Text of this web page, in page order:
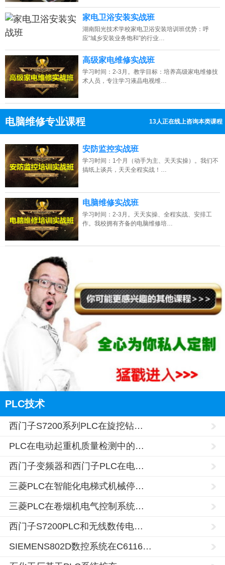
家电卫浴安装实战班
湖南阳光技术学校家电卫浴安装培训班优势：呼
应“城乡安装业务饱和”的行业…
高级家电维修实战班
学习时间：2-3月。教学目标：培养高级家电维修技
术人员，专注学习液晶电视维…
电脑维修专业课程 13人正在线上咨询本类课程
点击免费咨询电话：13807313137
安防监控实战班
学习时间：1个月（动手为主、天天实操）。我们不
搞纸上谈兵，天天全程实战！…
电脑维修实战班
学习时间：2-3月。天天实操、全程实战、安排工
作。我校拥有齐备的电脑维修培…
PLC技术
西门子S7200系列PLC在旋挖钻…
PLC在电动起重机质量检测中的…
西门子变频器和西门子PLC在电…
三菱PLC在智能化电梯式机械停…
三菱PLC在卷烟机电气控制系统…
西门子S7200PLC和无线数传电…
SIEMENS802D数控系统在C6116…
广西的网友正进入本页访问